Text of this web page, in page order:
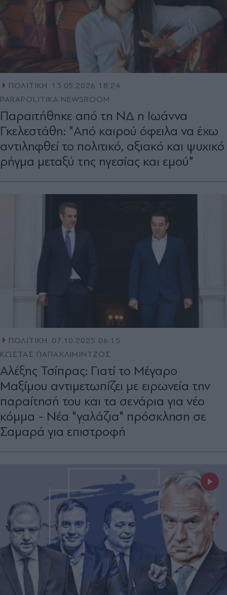
ΠΟΛΙΤΙΚΗ
13.05.2026 18:24
PARAPOLITIKA NEWSROOM
Παραιτήθηκε από τη ΝΔ η Ιωάννα
Γκελεστάθη: "Από καιρού όφειλα να έχω
αντιληφθεί το πολιτικό, αξιακό και ψυχικό
ρήγμα μεταξύ της ηγεσίας και εμού"
ΠΟΛΙΤΙΚΗ
07.10.2025 06:15
ΚΩΣΤΑΣ ΠΑΠΑΧΛΙΜΙΝΤΖΟΣ
Αλέξης Τσίπρας: Γιατί το Μέγαρο
Μαξίμου αντιμετωπίζει με ειρωνεία την
παραίτησή του και τα σενάρια για νέο
κόμμα - Νέα "γαλάζια" πρόσκληση σε
Σαμαρά για επιστροφή